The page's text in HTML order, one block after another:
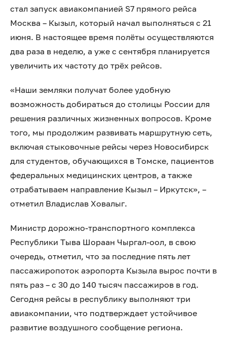
стал запуск авиакомпанией S7 прямого рейса
Москва – Кызыл, который начал выполняться с 21
июня. В настоящее время полёты осуществляются
два раза в неделю, а уже с сентября планируется
увеличить их частоту до трёх рейсов.
«Наши земляки получат более удобную
возможность добираться до столицы России для
решения различных жизненных вопросов. Кроме
того, мы продолжим развивать маршрутную сеть,
включая стыковочные рейсы через Новосибирск
для студентов, обучающихся в Томске, пациентов
федеральных медицинских центров, а также
отрабатываем направление Кызыл – Иркутск», –
отметил Владислав Ховалыг.
Министр дорожно-транспортного комплекса
Республики Тыва Шораан Чыргал-оол, в свою
очередь, отметил, что за последние пять лет
пассажиропоток аэропорта Кызыла вырос почти в
пять раз – с 30 до 140 тысяч пассажиров в год.
Сегодня рейсы в республику выполняют три
авиакомпании, что подтверждает устойчивое
развитие воздушного сообщение региона.